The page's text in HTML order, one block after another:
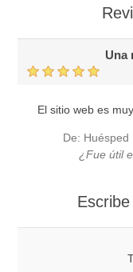
Una
El sitio web es
De: Huésped
¿Fue útil